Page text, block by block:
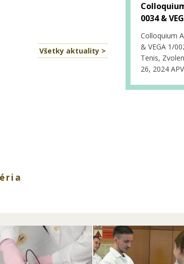
Všetky aktuality >
0034 &
Colloquium
& VEGA 1/
Tenis,
26, 2024